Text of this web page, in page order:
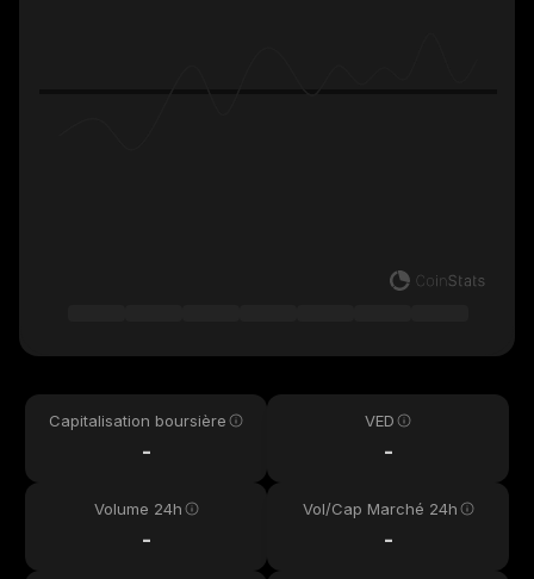
Capitalisation boursière
-
VED
-
Volume 24h
-
Vol/Cap Marché 24h
-